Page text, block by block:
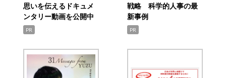
思いを伝えるドキュメ
ンタリー動画を公開中
PR
戦略 科学的人事の最
新事例
PR